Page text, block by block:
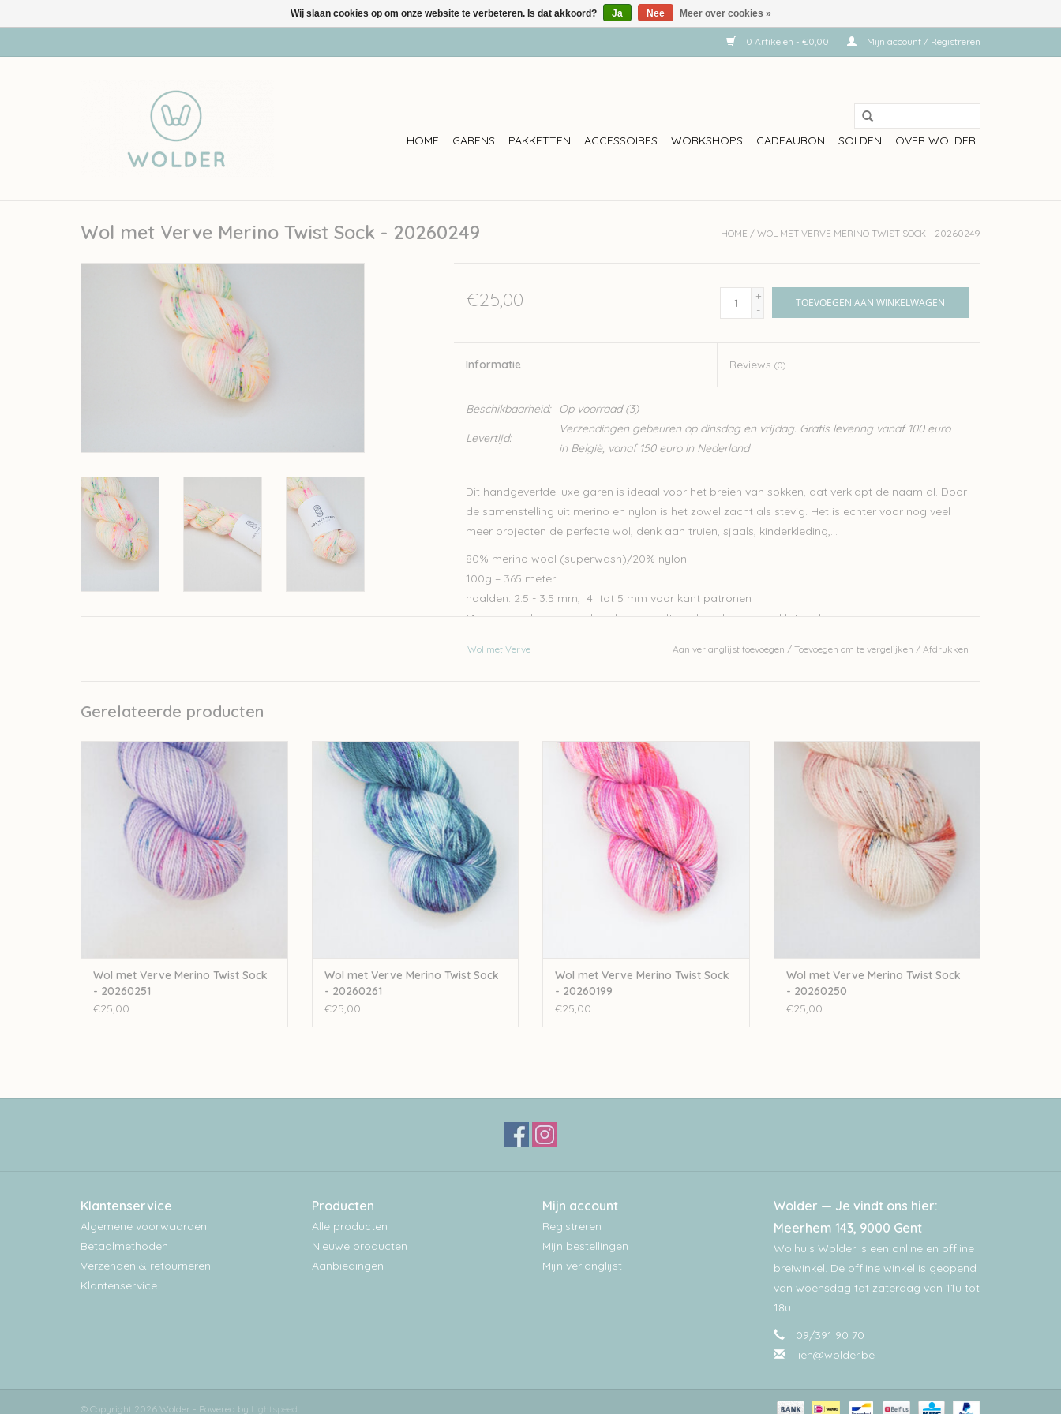
0 Artikelen - €0,00 Mijn account / Registreren
HOME GARENS PAKKETTEN ACCESSOIRES WORKSHOPS CADEAUBON SOLDEN OVER WOLDER
Wol met Verve Merino Twist Sock - 20260249 HOME / WOL MET VERVE MERINO TWIST SOCK - 20260249
€25,00
+
-
TOEVOEGEN AAN WINKELWAGEN
Informatie Reviews(0)
Beschikbaarheid: Op voorraad(3)
Levertijd:
Verzendingen gebeuren op dinsdag en vrijdag. Gratis levering vanaf 100 euro
in België, vanaf 150 euro in Nederland
Dit handgeverfde luxe garen is ideaal voor het breien van sokken, dat verklapt de naam al. Door
de samenstelling uit merino en nylon is het zowel zacht als stevig. Het is echter voor nog veel
meer projecten de perfecte wol, denk aan truien, sjaals, kinderkleding,...
80% merino wool (superwash)/20% nylon
100g = 365 meter
naalden: 2.5 - 3.5 mm, 4 tot 5 mm voor kant patronen
Machinewasbaar maar handwas wordt aanbevolen, liggend laten drogen.
Let op: de kleur op beeld kan afwijken van de werkelijke kleur. Dit garen is handgeverfd, elk bad
Wol met Verve Aan verlanglijst toevoegen / Toevoegen om te vergelijken / Afdrukken
Gerelateerde producten
Wol met Verve Wol met Verve Merino Twist
Sock - 20260251
TOEVOEGEN AAN WINKELWAGEN
Wol met Verve Merino Twist Sock
- 20260251
€25,00
Wol met Verve Wol met Verve Merino Twist
Sock - 20260261
TOEVOEGEN AAN WINKELWAGEN
Wol met Verve Merino Twist Sock
- 20260261
€25,00
Wol met Verve Wol met Verve Merino Twist
Sock - 20260199
TOEVOEGEN AAN WINKELWAGEN
Wol met Verve Merino Twist Sock
- 20260199
€25,00
Wol met Verve Wol met Verve Merino Twist
Sock - 20260250
TOEVOEGEN AAN WINKELWAGEN
Wol met Verve Merino Twist Sock
- 20260250
€25,00
Klantenservice
Algemene voorwaarden
Betaalmethoden
Verzenden & retourneren
Klantenservice
Producten
Alle producten
Nieuwe producten
Aanbiedingen
Mijn account
Registreren
Mijn bestellingen
Mijn verlanglijst
Wolder — Je vindt ons hier:
Meerhem 143, 9000 Gent
Wolhuis Wolder is een online en offline
breiwinkel. De offline winkel is geopend
van woensdag tot zaterdag van 11u tot
18u.
09/391 90 70
lien@wolder.be
© Copyright 2026 Wolder - Powered by Lightspeed
Wij slaan cookies op om onze website te verbeteren. Is dat akkoord? Ja Nee Meer over cookies »